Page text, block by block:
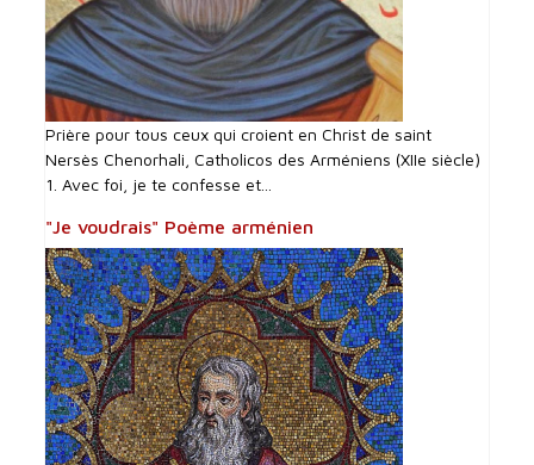
Prière pour tous ceux qui croient en Christ de saint
Nersès Chenorhali, Catholicos des Arméniens (XIIe siècle)
1. Avec foi, je te confesse et...
"Je voudrais" Poème arménien